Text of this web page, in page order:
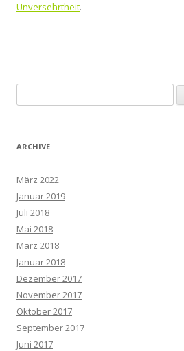
Unversehrtheit.
nach:
ARCHIVE
März 2022
Januar 2019
Juli 2018
Mai 2018
März 2018
Januar 2018
Dezember 2017
November 2017
Oktober 2017
September 2017
Juni 2017